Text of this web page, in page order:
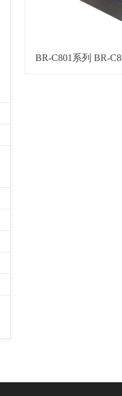
BR-C801系列 BR-